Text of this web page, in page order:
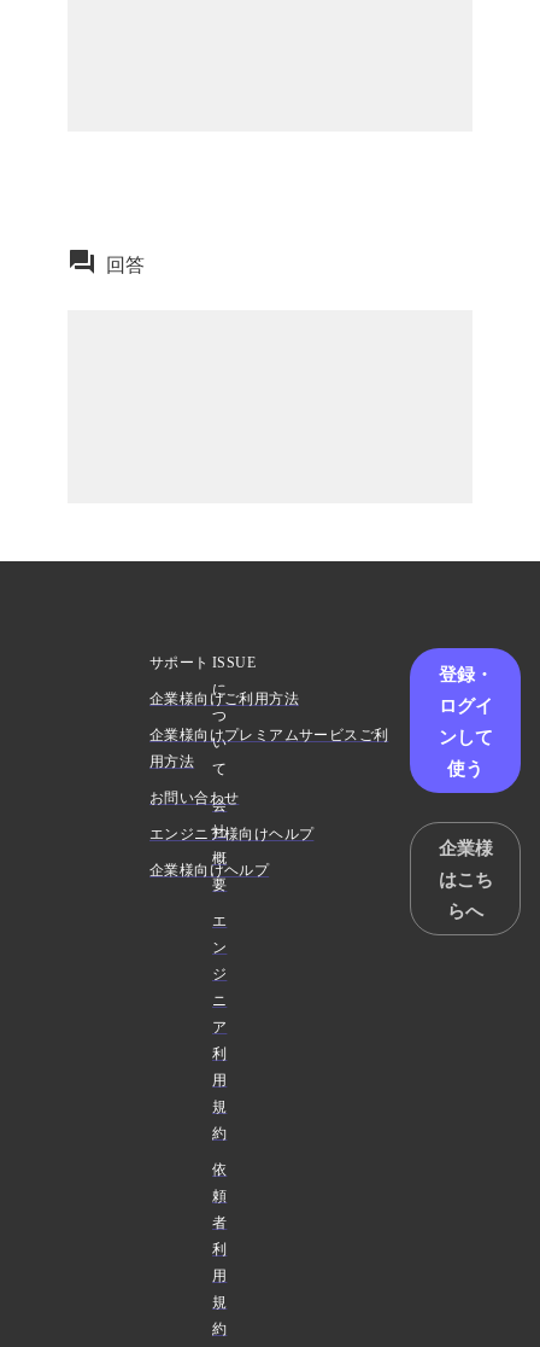
回答
ISSUE
に
つ
い
て
会
社
概
要
エ
ン
ジ
ニ
ア
利
用
規
約
依
頼
者
利
用
規
約
サポート
企業様向けご利用方法
企業様向けプレミアムサービスご利
用方法
お問い合わせ
エンジニア様向けヘルプ
企業様向けヘルプ
登録・
ログイ
ンして
使う
企業様
はこち
らへ